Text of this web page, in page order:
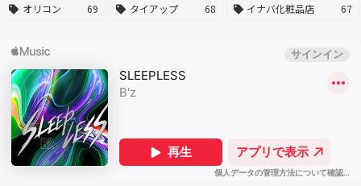
オリコン
69 タイアップ 68 イナバ化粧品店 67